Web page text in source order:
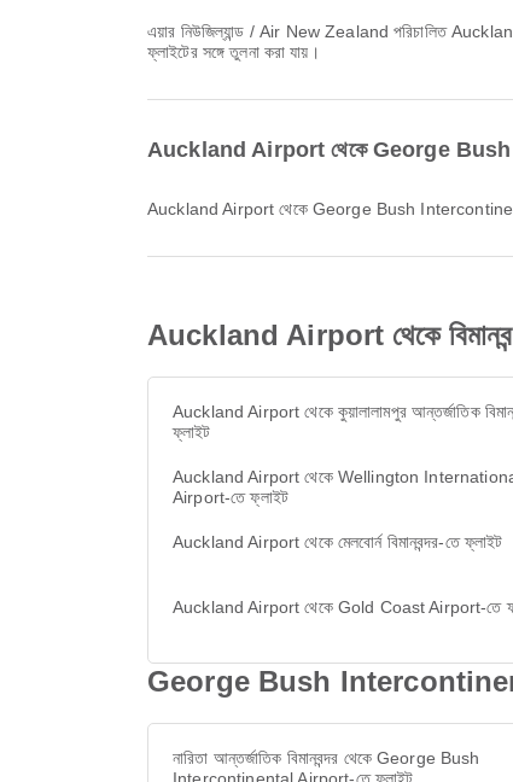
এয়ার নিউজিল্যান্ড / Air New Zealand পরিচালিত Auckland Airport থেকে George Bush Intercontinental Airport যাওয়ার সর্বশেষ ফ্লাইটটি ১৯:৫০ সময়ে ছাড়ে। Airpaz-এ এই সময়সূচি দেখা এবং অন্যান্য উপলব্ধ
ফ্লাইটের সঙ্গে তুলনা করা যায়।
Auckland Airport থেকে George Bush
Auckland Airport থেকে George Bush
Auckland Airport থেকে
Auckland Airport থেকে কুয়ালালামপুর আন্তর্জাতিক
ফ্লাইট
Auckland Airport থেকে Wellington
Airport-তে ফ্লাইট
Auckland Airport থেকে মেলবোর্ন বিমানবন্দর-তে ফ্লাইট
Auckland Airport থেকে Gold Coast Airport-তে
George Bush
নারিতা আন্তর্জাতিক বিমানবন্দর থেকে George Bush